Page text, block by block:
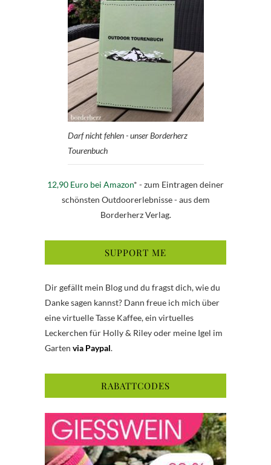
Darf nicht fehlen - unser Borderherz
Tourenbuch
12,90 Euro bei Amazon* - zum Eintragen deiner
schönsten Outdoorerlebnisse - aus dem
Borderherz Verlag.
SUPPORT ME
Dir gefällt mein Blog und du fragst dich, wie du
Danke sagen kannst? Dann freue ich mich über
eine virtuelle Tasse Kaffee, ein virtuelles
Leckerchen für Holly & Riley oder meine Igel im
Garten via Paypal.
RABATTCODES